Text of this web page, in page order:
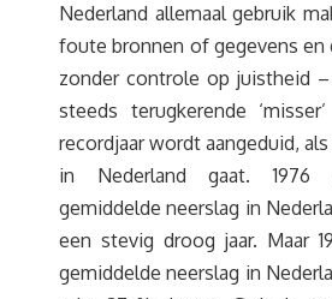
Nederland allemaal gebruik
foute bronnen of gegevens en
zonder controle op juistheid
steeds terugkerende
recordjaar wordt aangeduid,
in Nederland gaat.
gemiddelde neerslag in
een stevig droog jaar. Maar
gemiddelde neerslag in